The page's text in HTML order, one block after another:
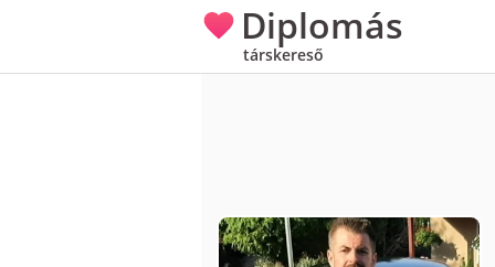
Diplomás
társkereső